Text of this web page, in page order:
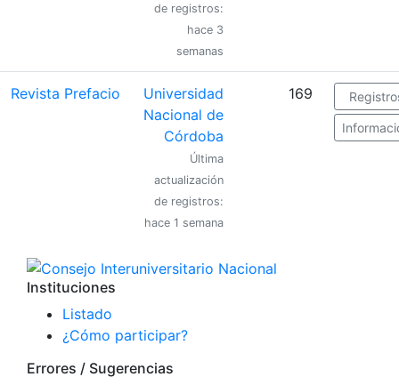
de registros:
hace 3
semanas
Revista Prefacio
Universidad
Nacional de
Córdoba
Última
actualización
de registros:
hace 1 semana
169
Instituciones
Listado
¿Cómo participar?
Errores / Sugerencias